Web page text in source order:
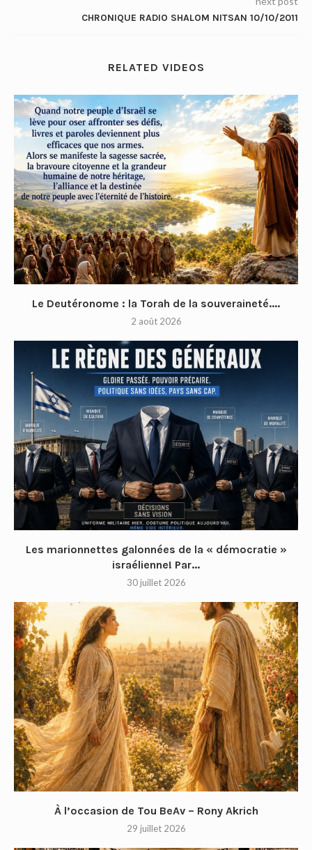
CHRONIQUE RADIO SHALOM NITSAN 10/10/2011
RELATED VIDEOS
Le Deutéronome : la Torah de la souveraineté....
2 août 2026
Les marionnettes galonnées de la « démocratie »
israélienne! Par...
30 juillet 2026
À l’occasion de Tou BeAv – Rony Akrich
29 juillet 2026